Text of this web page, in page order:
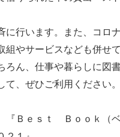
に行います。また、コロ
組やサービスなども併せ
ろん、仕事や暮らしに図
て、ぜひご利用ください。
Ｂｅｓｔ Ｂｏｏｋ（